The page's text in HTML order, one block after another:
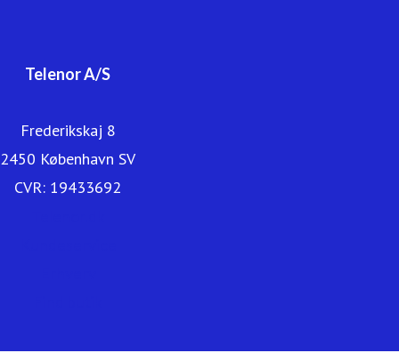
Telenor A/S
Frederikskaj 8
2450 København SV
CVR: 19433692